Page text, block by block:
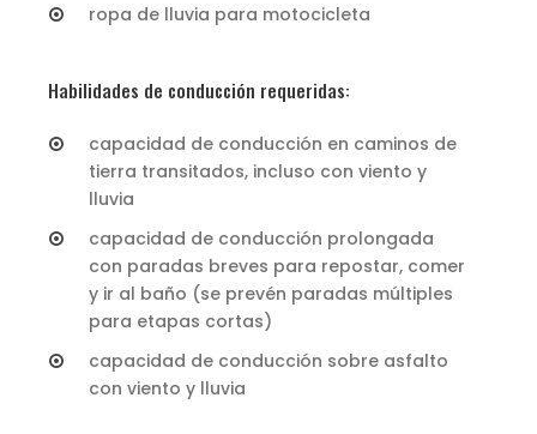
ropa de lluvia para motocicleta
Habilidades de conducción requeridas:
capacidad de conducción en caminos de
tierra transitados, incluso con viento y
lluvia
capacidad de conducción prolongada
con paradas breves para repostar, comer
y ir al baño (se prevén paradas múltiples
para etapas cortas)
capacidad de conducción sobre asfalto
con viento y lluvia